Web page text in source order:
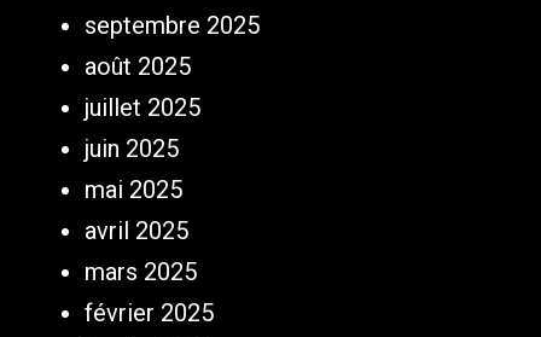
septembre 2025
août 2025
juillet 2025
juin 2025
mai 2025
avril 2025
mars 2025
février 2025